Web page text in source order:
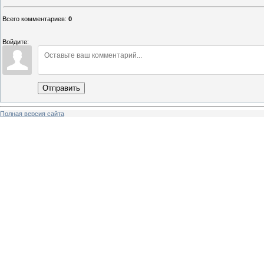
Всего комментариев: 0
Войдите:
Отправить
Полная версия сайта